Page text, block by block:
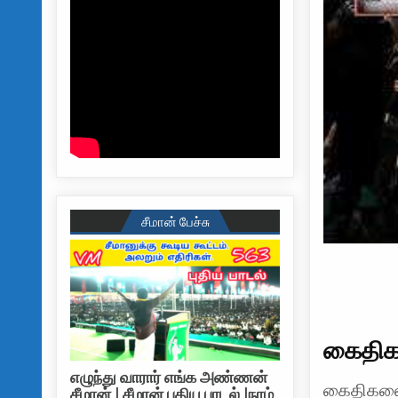
சீமான் பேச்சு
எழுந்து வாரார் எங்க அண்ணன்
சீமான் | சீமான் புதிய பாடல் |நாம்